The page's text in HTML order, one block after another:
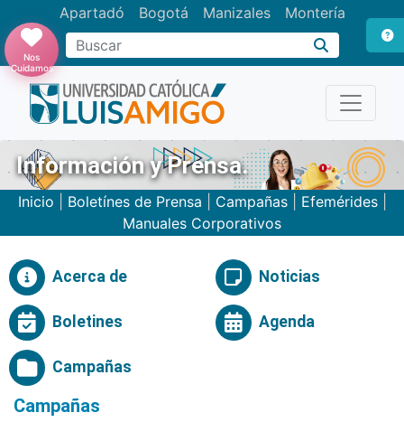
Apartadó Bogotá Manizales Montería
Buscar
Nos
Cuidamos
Información y Prensa.
Inicio Boletínes de Prensa Campañas| Efemérides|
Manuales Corporativos
Acerca de Noticias
Boletines Agenda
Campañas
Campañas